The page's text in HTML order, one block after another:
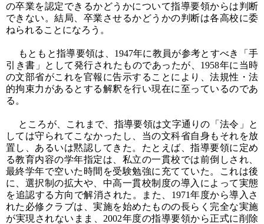
の卒業を認定できるかどうかについて指導要領からは判断
できない。結局、卒業させるかどうかの判断は各高校に委
ねられることになろう。
もともと指導要領は、1947年に教員が参考とすべき「手
引き書」として発行されたものであったが、1958年に当時
の文部省がこれを官報に告示することにより、法規性・法
的拘束力があるとする解釈を行い現在に至っているのであ
る。
ところが、これまで、指導要領は文字通りの「法令」と
しては守られてこなかったし、当の文科省自身もそれを放
置し、あるいは黙認してきた。たとえば、指導要領に定め
る教育内容の学年指定は、私立の一貫校では前倒しされ、
最終学年で空いた時間を受験勉強に充てていた。これは後
に、選択制の拡大や、中高一貫校制度の導入によって実態
を追認する方向で解消された。また、1971年度から導入さ
れた必修クラブは、実施を始めたものの長らく完全な実施
が実現されないまま、2002年度の指導要領から正式に削除